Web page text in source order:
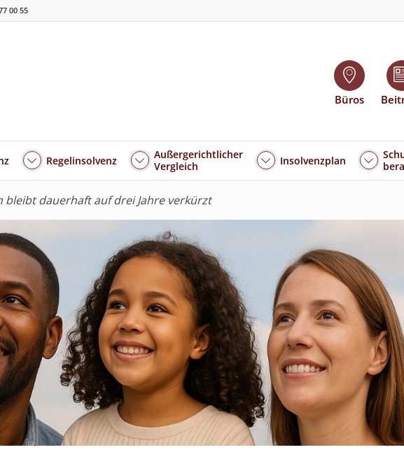
00 55
Büros
Regelinsolvenz
Außergerichtlicher
Vergleich
Insolvenzplan
dauerhaft auf drei Jahre verkürzt